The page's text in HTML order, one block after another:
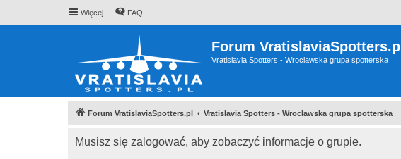
Więcej… FAQ
Forum VratislaviaSpotters.pl
Vratislavia Spotters - Wroclawska grupa spotterska
Forum VratislaviaSpotters.pl Vratislavia Spotters - Wroclawska grupa spotterska
Musisz się zalogować, aby zobaczyć informacje o grupie.